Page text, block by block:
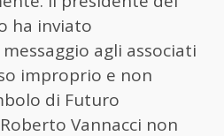
ha inviato
agli associati
improprio e non
di Futuro
Vannacci non